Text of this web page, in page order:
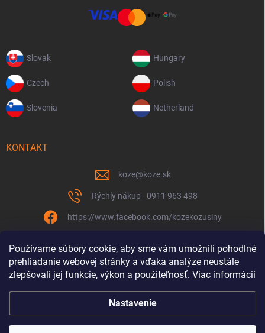
Používame súbory cookie, aby sme vám umožnili pohodlné
prehliadanie webovej stránky a vďaka analýze neustále
zlepšovali jej funkcie, výkon a použiteľnosť. Viac informácií
Nastavenie
Slovak Hungary
Czech Polish
Slovenia Netherland
KONTAKT
koze@koze.sk
Rýchly nákup - 0911 963 498
https://www.facebook.com/kozekozusiny
Spolu to ťaháme už 9 rokov